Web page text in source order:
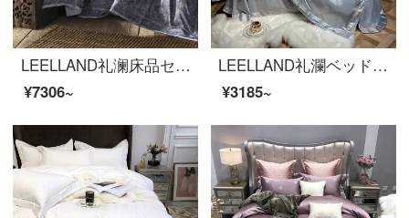
LEELLAND礼澜床品セット欧式絹織物のサテンジャカードの全綿寝具4点セットの純綿1.5メートル/1.8メートルベッド媛麗糸1.8-2.0メートルベッド/220*240 cm
¥7306~
LEELLAND礼瀾ベッド用品セットの天糸の綿の模様が透けて見えるベッド用品4点セットのシーツ4点セットの時間-絹織物1.8-2.0メートルベッド/220*240 cm
¥3185~